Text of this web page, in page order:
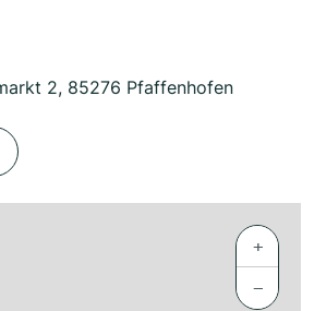
2, 85276 Pfaffenhofen
+
−